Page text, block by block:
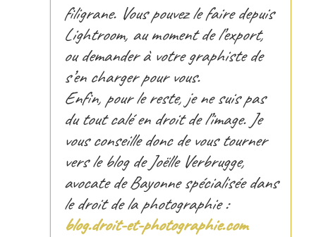
filigrane. Vous pouvez le faire depuis
Lightroom, au moment de l’export,
ou demander à votre graphiste de
s’en charger pour vous.
Enfin, pour le reste, je ne suis pas
du tout calé en droit de l’image. Je
vous conseille donc de vous tourner
vers le blog de Joëlle Verbrugge,
avocate de Bayonne spécialisée dans
le droit de la photographie :
blog.droit-et-photographie.com